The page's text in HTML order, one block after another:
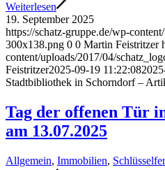
Weiterlesen
19. September 2025
https://schatz-gruppe.de/wp-
300x138.png 0 0 Martin Feistritzer
content/uploads/2017/04/
Feistritzer2025-09-19 11:22:08
Stadtbibliothek in Schorndorf –
Tag der offenen Tür
am 13.07.2025
Allgemein, Immobilien,